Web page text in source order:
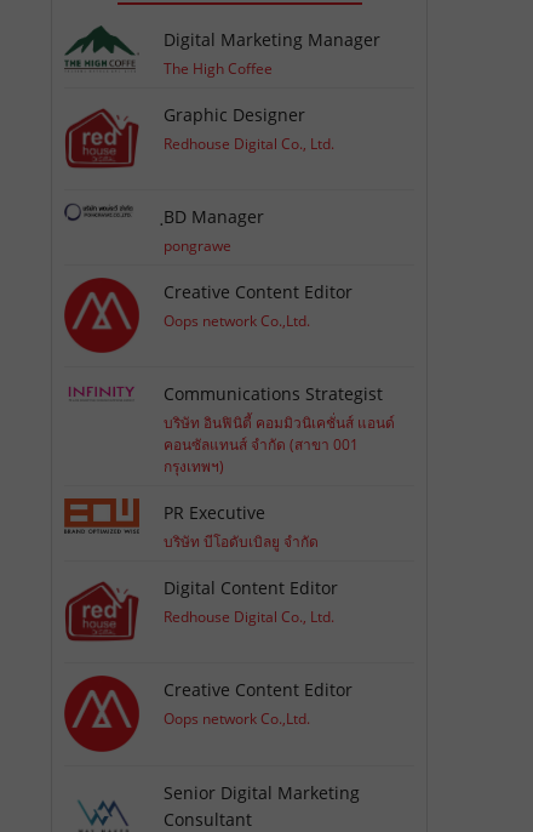
Digital Marketing Manager
The High Coffee
Graphic Designer
Redhouse Digital Co., Ltd.
ฺBD Manager
pongrawe
Creative Content Editor
Oops network Co.,Ltd.
Communications Strategist
บริษัท อินฟินิตี้ คอมมิวนิเคชั่นส์ แอนด์
คอนซัลแทนส์ จำกัด (สาขา 001
กรุงเทพฯ)
PR Executive
บริษัท บีโอดับเบิลยู จำกัด
Digital Content Editor
Redhouse Digital Co., Ltd.
Creative Content Editor
Oops network Co.,Ltd.
Senior Digital Marketing
Consultant